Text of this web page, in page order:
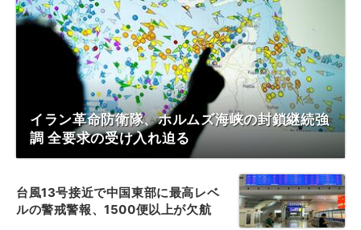
イラン革命防衛隊、ホルムズ海峡の封鎖継続強
調 全要求の受け入れ迫る
台風13号接近で中国東部に最高レベ
ルの警戒警報、1500便以上が欠航